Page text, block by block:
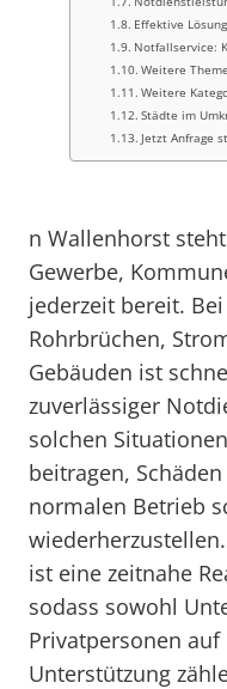
Effektive
Notfallservice:
Weitere
Weitere
Städte im
Jetzt Anfrage
n Wallenhorst
Gewerbe,
jederzeit bereit.
Rohrbrüchen,
Gebäuden ist
zuverlässiger
solchen
beitragen,
normalen Betrieb
ist eine zeitnahe
sodass sowohl
Privatpersonen
Unterstützung